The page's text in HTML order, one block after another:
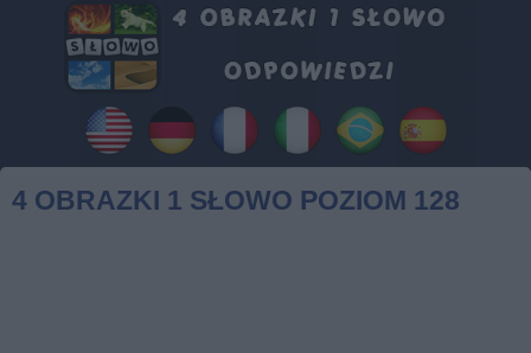
4 OBRAZKI 1 SŁOWO POZIOM 128